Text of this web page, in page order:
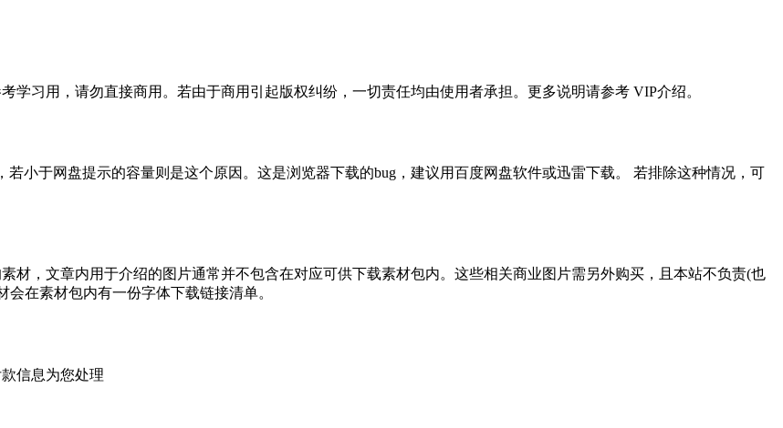
习用，请勿直接商用。若由于商用引起版权纠纷，一切责任均由使用者承担。更多说明请参考 VIP介绍。
小于网盘提示的容量则是这个原因。这是浏览器下载的bug，建议用百度网盘软件或迅雷下载。 若排除这种情况，可
材，文章内用于介绍的图片通常并不包含在对应可供下载素材包内。这些相关商业图片需另外购买，且本站不负责(也
在素材包内有一份字体下载链接清单。
信息为您处理